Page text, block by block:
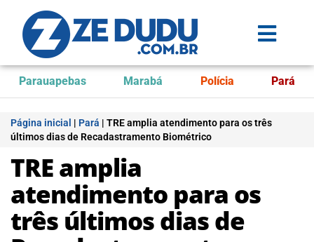
Parauapebas Marabá Polícia Pará
Página inicial | Pará | TRE amplia atendimento para os três
últimos dias de Recadastramento Biométrico
TRE amplia
atendimento para os
três últimos dias de